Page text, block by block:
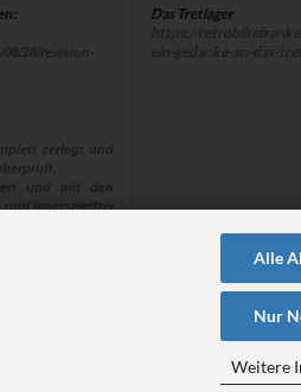
Alle
Nur
Weitere
hat, steht für
Das Tretlager